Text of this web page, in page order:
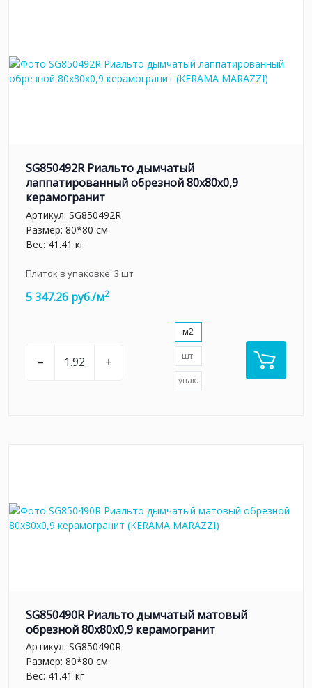
SG850492R Риальто дымчатый
лаппатированный обрезной 80x80x0,9
керамогранит
Артикул: SG850492R
Размер: 80*80 см
Вес: 41.41 кг
Плиток в упаковке: 3 шт
5 347.26 руб./м2
– +
м2
шт.
упак.
SG850490R Риальто дымчатый матовый
обрезной 80x80x0,9 керамогранит
Артикул: SG850490R
Размер: 80*80 см
Вес: 41.41 кг